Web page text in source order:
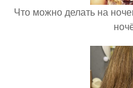
Что можно делать на